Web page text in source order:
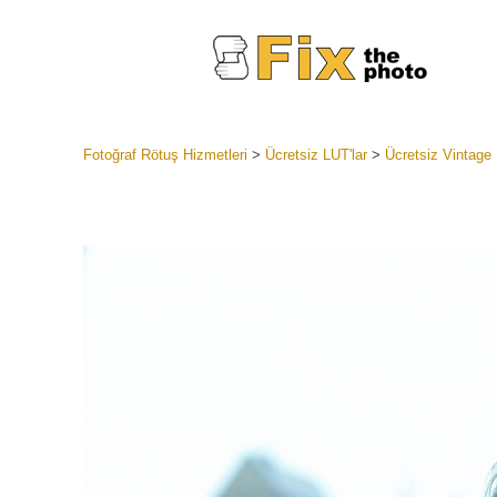
Düğün
En İyi
Fotoğraf Rötuş Hizmetleri > Ücretsiz LUT'lar> Ücretsiz Vintage